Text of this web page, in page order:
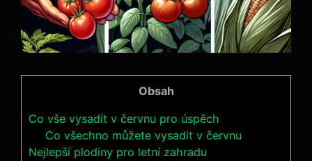
Obsah
Co vše vysadit v červnu pro úspěch
Co všechno můžete vysadit v červnu
Nejlepší plodiny pro letní zahradu